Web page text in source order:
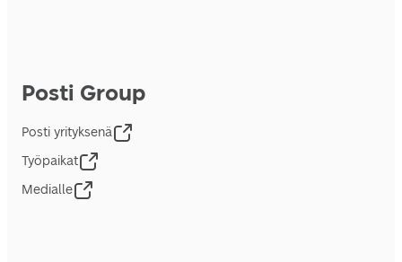
Posti Group
Posti yrityksenä
Työpaikat
Medialle